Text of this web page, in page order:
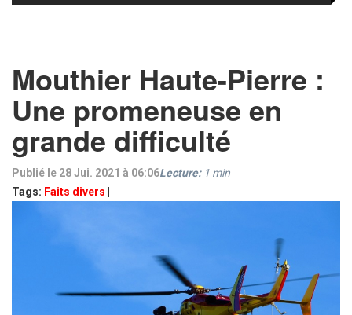
Mouthier Haute-Pierre :
Une promeneuse en
grande difficulté
Publié le 28 Jui. 2021 à 06:06
Tags: Faits divers
Lecture: 1 min